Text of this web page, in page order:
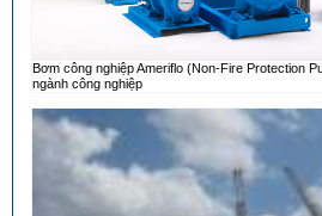
Bơm công nghiệp Ameriflo (Non-Fire Protection
ngành công nghiệp